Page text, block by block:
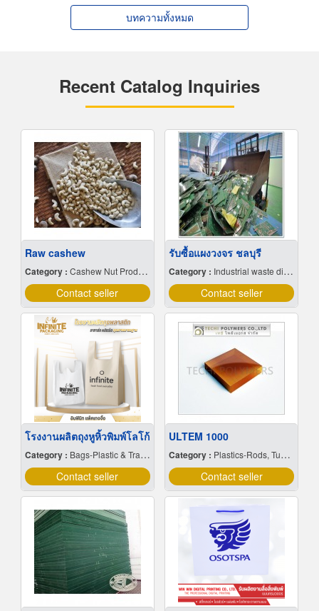
บทความทั้งหมด
Recent Catalog Inquiries
Raw cashew
Category : Cashew Nut Producers & Distributors
Contact seller
รับซื้อแผงวงจร ชลบุรี
Category : Industrial waste disposal
Contact seller
โรงงานผลิตถุงหูหิ้วพิมพ์โลโก้
Category : Bags-Plastic & Transparent
Contact seller
ULTEM 1000
Category : Plastics-Rods, Tubes, Sheets, Etc, Supply Centers
Contact seller